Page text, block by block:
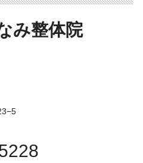
み整体院